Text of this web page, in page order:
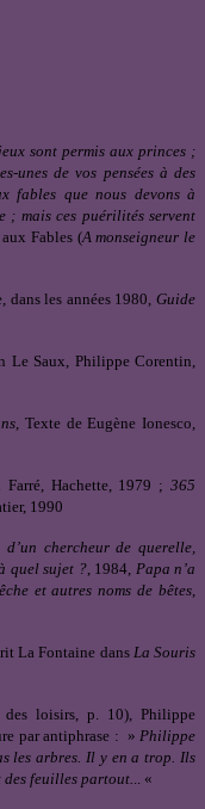
sont permis aux princes ;
unes de vos pensées à des
fables que nous devons à
; mais ces puérilités servent
Fables (A monseigneur le
dans les années 1980,Guide
Le Saux, Philippe Corentin,
, Texte de Eugène Ionesco,
Farré, Hachette, 1979 ;365
1990
d’un chercheur de querelle,
quel sujet ?, 1984, Papa n’a
et autres noms de bêtes,
La Fontaine dans La Souris
des loisirs, p. 10), Philippe
par antiphrase : » Philippe
les arbres. Il y en a trop. Ils
des feuilles partout... «